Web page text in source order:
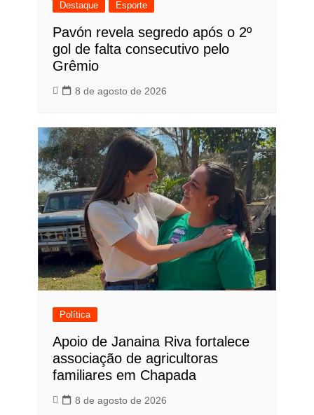
Destaque Esporte
Pavón revela segredo após o 2º
gol de falta consecutivo pelo
Grêmio
8 de agosto de 2026
Política
Apoio de Janaina Riva fortalece
associação de agricultoras
familiares em Chapada
8 de agosto de 2026